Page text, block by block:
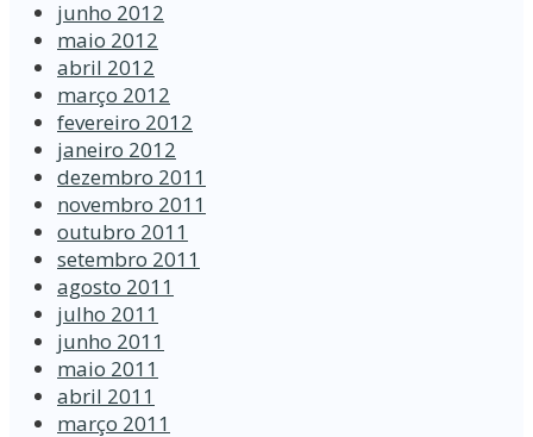
junho 2012
maio 2012
abril 2012
março 2012
fevereiro 2012
janeiro 2012
dezembro 2011
novembro 2011
outubro 2011
setembro 2011
agosto 2011
julho 2011
junho 2011
maio 2011
abril 2011
março 2011